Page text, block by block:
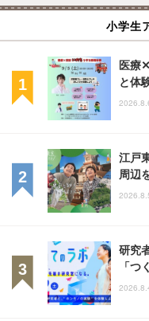
小学生
医療
と体
江戸
周辺
研究
「つ